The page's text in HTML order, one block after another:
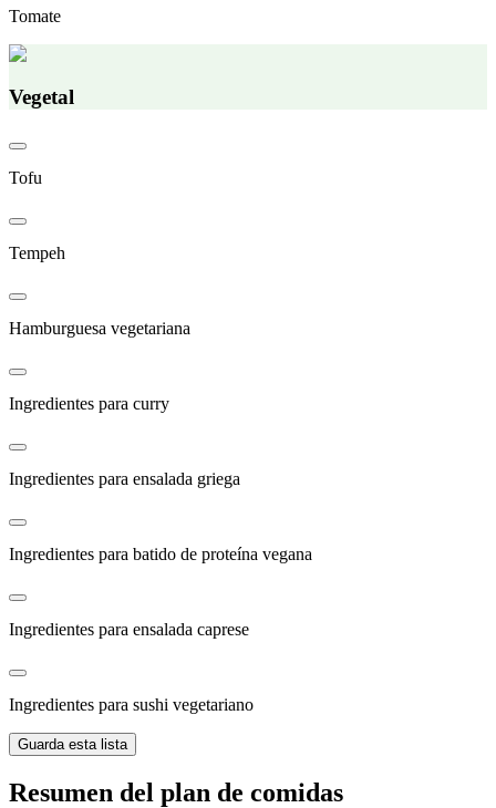
Tomate
Vegetal
Tofu
Tempeh
Hamburguesa vegetariana
Ingredientes para curry
Ingredientes para ensalada griega
Ingredientes para batido de proteína vegana
Ingredientes para ensalada caprese
Ingredientes para sushi vegetariano
Guarda esta lista
Resumen del plan de comidas